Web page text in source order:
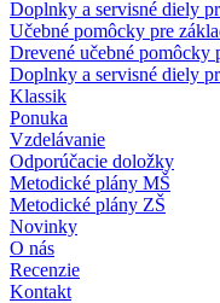
Doplnky a servisné diely
Učebné pomôcky pre
Drevené učebné pomôcky
Doplnky a servisné diely
Klassik
Ponuka
Vzdelávanie
Odporúčacie doložky
Metodické plány MŠ
Metodické plány ZŠ
Novinky
O nás
Recenzie
Kontakt